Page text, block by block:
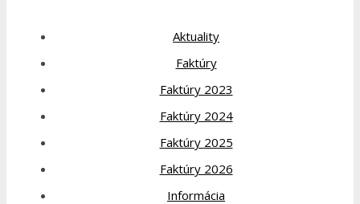
Aktuality
Faktúry
Faktúry 2023
Faktúry 2024
Faktúry 2025
Faktúry 2026
Informácia